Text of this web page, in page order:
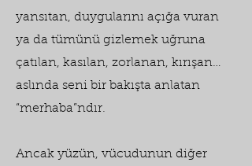
yansıtan, duygularını açığa vuran
ya da tümünü gizlemek uğruna
çatılan, kasılan, zorlanan, kırışan…
aslında seni bir bakışta anlatan
“merhaba”ndır.
Ancak yüzün, vücudunun diğer